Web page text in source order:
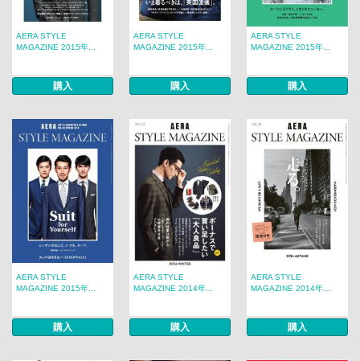
AERA STYLE
MAGAZINE 2015年...
購入
AERA STYLE
MAGAZINE 2015年...
購入
AERA STYLE
MAGAZINE 2015年...
購入
AERA STYLE
MAGAZINE 2015年...
購入
AERA STYLE
MAGAZINE 2014年...
購入
AERA STYLE
MAGAZINE 2014年...
購入